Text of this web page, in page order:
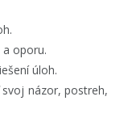
oporu.
úloh.
názor, postreh,